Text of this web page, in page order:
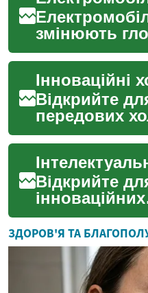
незам...
змінюють
пропонуючи
чисту
традиційним
Відкрийте
передових
які не лише
продукти,
розумними
Відкрийте
інноваційних
просто
продукти,
розумними
ЗДОРОВ'Я ТА